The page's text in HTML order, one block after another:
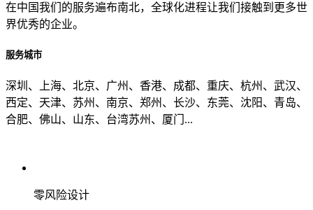
在中国我们的服务遍布南北，全球化进程让我们接触到更多世
界优秀的企业。
服务城市
深圳、上海、北京、广州、香港、成都、重庆、杭州、武汉、
西定、天津、苏州、南京、郑州、长沙、东莞、沈阳、青岛、
合肥、佛山、山东、台湾苏州、厦门...
零风险设计